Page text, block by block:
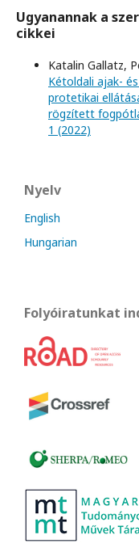
Ugyanannak a
cikkei
Katalin Gallatz,
Kétoldali ajak-
protetikai
rögzített
1 (2022)
Nyelv
English
Hungarian
Folyóiratunkat